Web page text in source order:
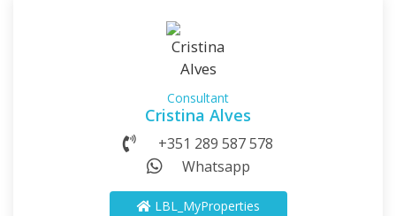
Consultant
Cristina Alves
+351 289 587 578
Whatsapp
LBL_MyProperties